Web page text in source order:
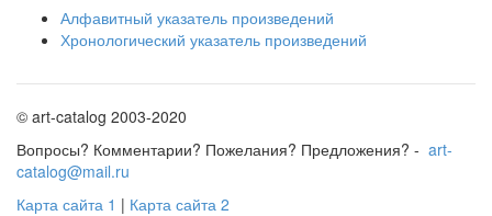
Алфавитный указатель произведений
Хронологический указатель произведений
© art-catalog 2003-2020
Вопросы? Комментарии? Пожелания? Предложения? - art-
catalog@mail.ru
Карта сайта 1 | Карта сайта 2